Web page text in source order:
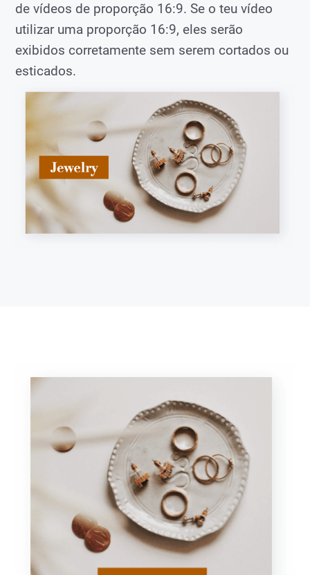
de vídeos de proporção 16:9. Se o teu vídeo
utilizar uma proporção 16:9, eles serão
exibidos corretamente sem serem cortados ou
esticados.